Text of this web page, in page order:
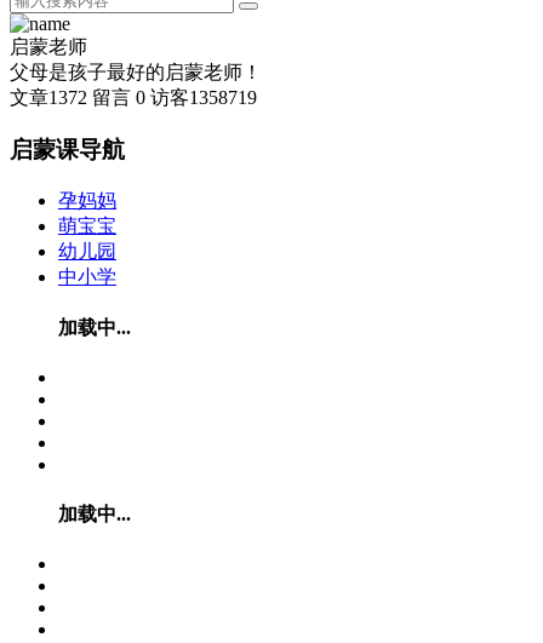
启蒙老师
父母是孩子最好的启蒙老师！
文章1372 留言 0 访客1358719
启蒙课导航
孕妈妈
萌宝宝
幼儿园
中小学
加载中...
加载中...